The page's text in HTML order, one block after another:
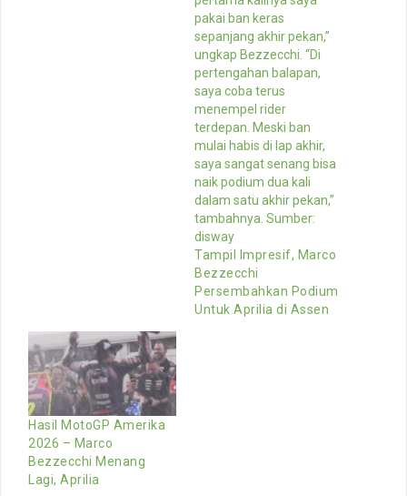
Tampil Impresif, Marco
Bezzecchi
Persembahkan Podium
Untuk Aprilia di Assen
Hasil MotoGP Amerika
2026 – Marco
Bezzecchi Menang
Lagi, Aprilia